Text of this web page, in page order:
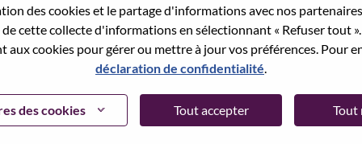
des cookies et le partage d'informations avec nos
cette collecte d'informations en sélectionnant « Refuser tout
aux cookies pour gérer ou mettre à jour vos préférences. Pour
déclaration de confidentialité
des cookies Tout accepter Tout
powerhouse, ranked #153 in the Fortune Global
in 180 markets. Focused on a bold vision to deliver
its success as the world’s largest PC company with a full-
optimized devices (PCs, workstations, smartphones,
performance computing and software defined
Lenovo’s continued investment in world-changing
and smarter future for everyone, everywhere.